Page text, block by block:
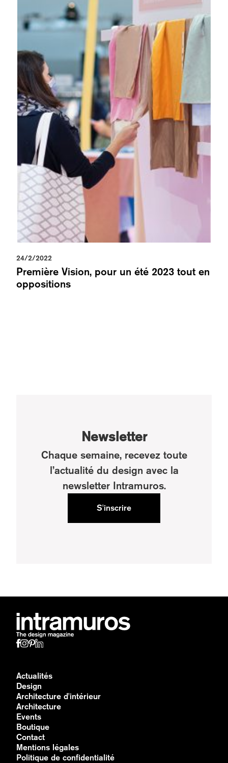
24/2/2022
Première Vision, pour un été 2023 tout en
oppositions
Newsletter
Chaque semaine, recevez toute
l’actualité du design avec la
newsletter Intramuros.
S'inscrire
Actualités
Design
Architecture d'intérieur
Architecture
Events
Boutique
Contact
Mentions légales
Politique de confidentialité